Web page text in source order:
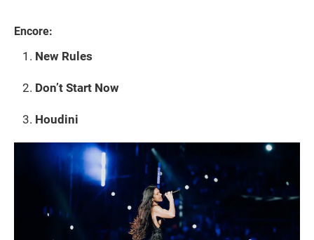
Encore:
New Rules
Don’t Start Now
Houdini